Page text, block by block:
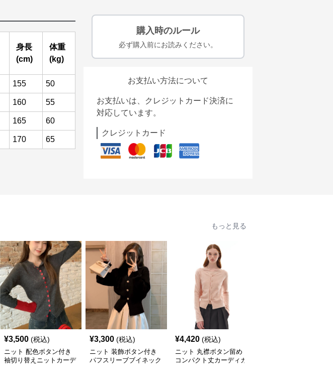
身長
(cm)
体重
(kg)
155 50
160 55
165 60
170 65
購入時のルール
必ず購入前にお読みください。
お支払い方法について
お支払いは、クレジットカード決済に
対応しています。
クレジットカード
もっと見る
¥3,500 (税込)
ニット 配色ボタン付き
袖切り替えニットカーデ
¥3,300 (税込)
ニット 装飾ボタン付き
パフスリーブブイネック
¥4,420 (税込)
ニット 丸襟ボタン留め
コンパクト丈カーディガ